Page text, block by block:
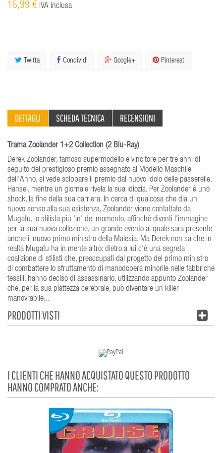
16,99 € IVA inclusa
Twitta Condividi Google+ Pinterest
DETTAGLI SCHEDA TECNICA RECENSIONI
Trama Zoolander 1+2 Collection (2 Blu-Ray)
Derek Zoolander, famoso supermodello e vincitore per tre anni di
seguito del prestigioso premio assegnato al Modello Maschile
dell'Anno, si vede scippare il premio dal nuovo idolo delle passerelle,
Hansel, mentre un giornale rivela la sua idiozia. Per Zoolander è uno
shock, la fine della sua carriera. In cerca di qualcosa che dia un
nuovo senso alla sua esistenza, Zoolander viene contattato da
Mugatu, lo stilista più 'in' del momento, affinché diventi l'immagine
per la sua nuova collezione, un grande evento al quale sarà presente
anche il nuovo primo ministro della Malesia. Ma Derek non sa che in
realtà Mugatu ha in mente altro: dietro a lui c'è una segreta
coalizione di stilisti che, preoccupati dal progetto del primo ministro
di combattere lo sfruttamento di manodopera minorile nelle fabbriche
tessili, hanno deciso di assassinarlo, utilizzando appunto Zoolander
che, per la sua piattezza cerebrale, può diventare un killer
manovrabile...
PRODOTTI VISTI
I CLIENTI CHE HANNO ACQUISTATO QUESTO PRODOTTO
HANNO COMPRATO ANCHE: